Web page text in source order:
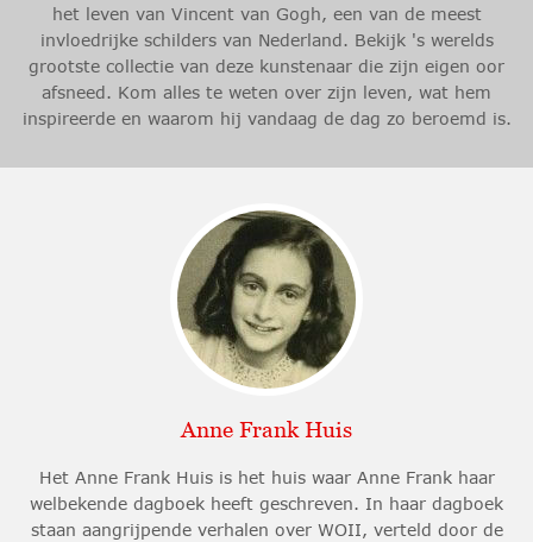
het leven van Vincent van Gogh, een van de meest
invloedrijke schilders van Nederland. Bekijk 's werelds
grootste collectie van deze kunstenaar die zijn eigen oor
afsneed. Kom alles te weten over zijn leven, wat hem
inspireerde en waarom hij vandaag de dag zo beroemd is.
Anne Frank Huis
Het Anne Frank Huis is het huis waar Anne Frank haar
welbekende dagboek heeft geschreven. In haar dagboek
staan aangrijpende verhalen over WOII, verteld door de